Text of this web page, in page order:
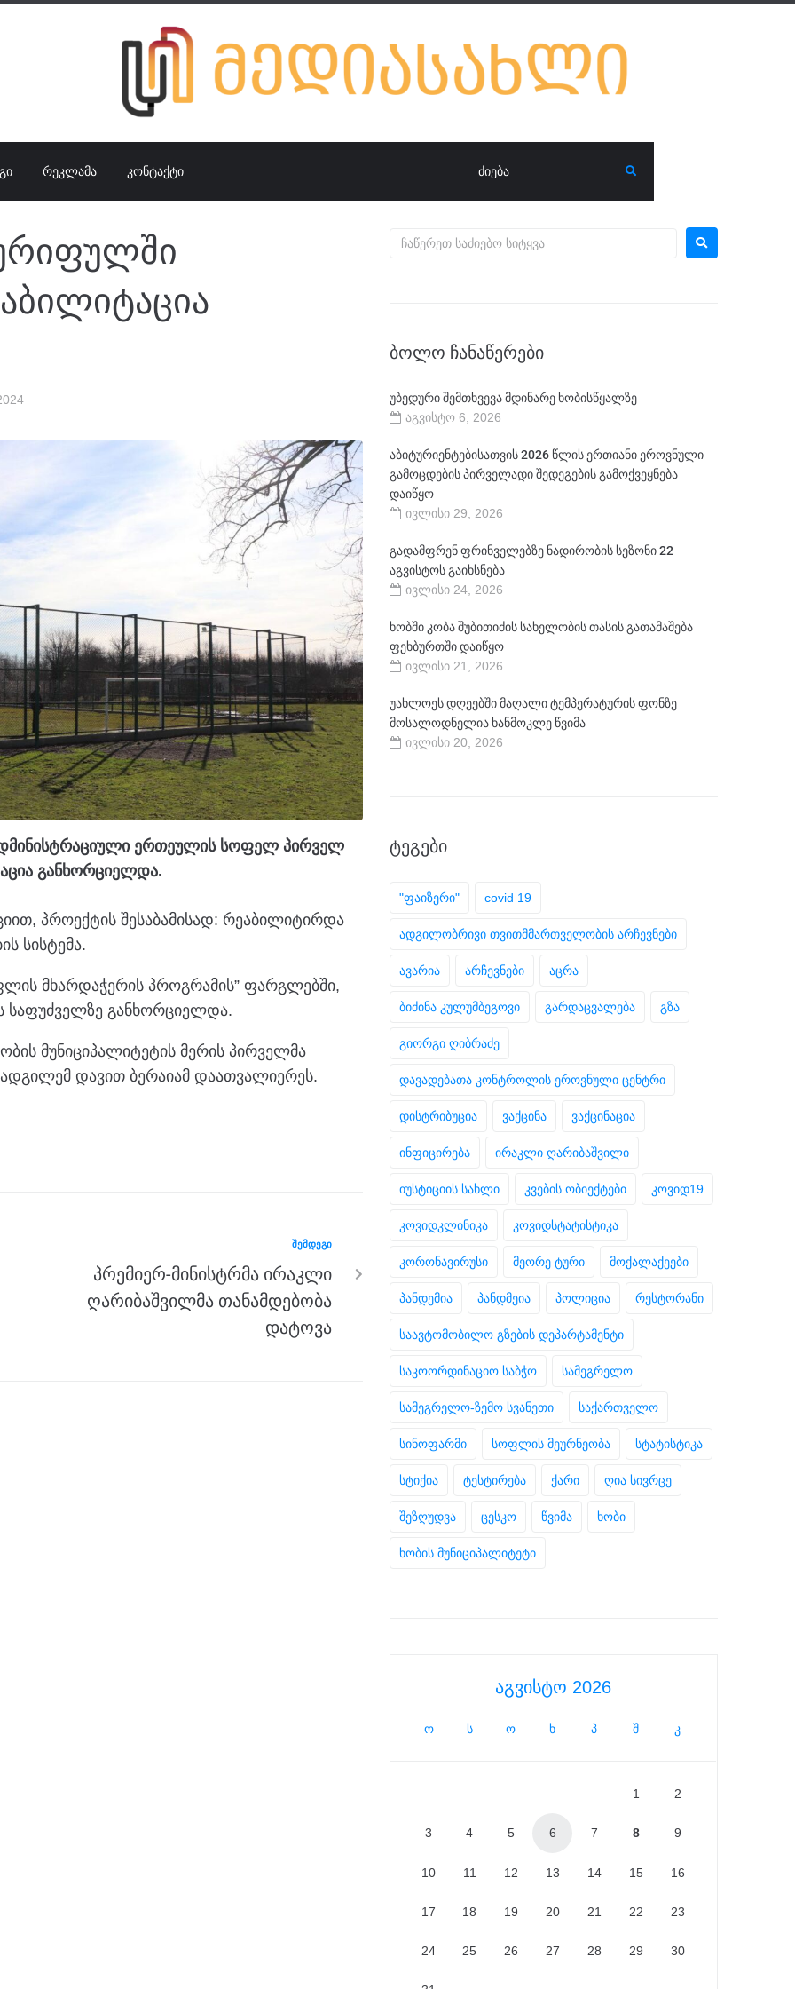
ᲠᲔᲙᲚᲐᲛᲐ ᲙᲝᲜᲢᲐᲥᲢᲘ
ერთეულის სოფელ პირველ
განხორციელდა.
პროექტის შესაბამისად: რეაბილიტირდა
სისტემა.
მხარდაჭერის პროგრამის” ფარგლებში,
საფუძველზე განხორციელდა.
მუნიციპალიტეტის მერის პირველმა
დავით ბერაიამ დაათვალიერეს.
ᲨᲔᲛᲓᲔᲒᲘ
პრემიერ-მინისტრმა ირაკლი
ღარიბაშვილმა თანამდებობა
დატოვა
ᲑᲝᲚᲝ ᲩᲐᲜᲐᲬᲔᲠᲔᲑᲘ
უბედური შემთხვევა მდინარე ხობისწყალზე
აგვისტო 6, 2026
აბიტურიენტებისათვის 2026 წლის ერთიანი ეროვნული
გამოცდების პირველადი შედეგების გამოქვეყნება
დაიწყო
ივლისი 29, 2026
გადამფრენ ფრინველებზე ნადირობის სეზონი 22
აგვისტოს გაიხსნება
ივლისი 24, 2026
ხობში კობა შუბითიძის სახელობის თასის გათამაშება
ფეხბურთში დაიწყო
ივლისი 21, 2026
უახლოეს დღეებში მაღალი ტემპერატურის ფონზე
მოსალოდნელია ხანმოკლე წვიმა
ივლისი 20, 2026
ᲢᲔᲒᲔᲑᲘ
"ფაიზერი" covid 19
ადგილობრივი თვითმმართველობის არჩევნები
ავარია არჩევნები აცრა
ბიძინა კულუმბეგოვი გარდაცვალება გზა
გიორგი ღიბრაძე
დავადებათა კონტროლის ეროვნული ცენტრი
დისტრიბუცია ვაქცინა ვაქცინაცია
ინფიცირება ირაკლი ღარიბაშვილი
იუსტიციის სახლი კვების ობიექტები კოვიდ19
კოვიდკლინიკა კოვიდსტატისტიკა
კორონავირუსი მეორე ტური მოქალაქეები
პანდემია პანდმეია პოლიცია რესტორანი
საავტომობილო გზების დეპარტამენტი
საკოორდინაციო საბჭო სამეგრელო
სამეგრელო-ზემო სვანეთი საქართველო
სინოფარმი სოფლის მეურნეობა სტატისტიკა
სტიქია ტესტირება ქარი ღია სივრცე
შეზღუდვა ცესკო წვიმა ხობი
ხობის მუნიციპალიტეტი
აგვისტო 2026
ო ს ო ხ პ შ კ
1 2
3 4 5 6 7 8 9
10 11 12 13 14 15 16
17 18 19 20 21 22 23
24 25 26 27 28 29 30